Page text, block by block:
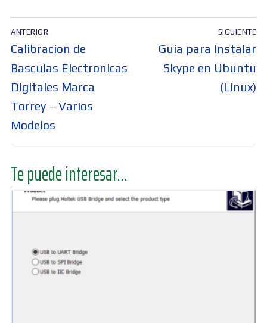
Navegación
de
entradas
ANTERIOR
Entrada
anterior:
Calibracion de
Basculas Electronicas
Digitales Marca
Torrey – Varios
Modelos
SIGUIENTE
Entrada
siguiente:
Guia para Instalar
Skype en Ubuntu
(Linux)
Te puede interesar...